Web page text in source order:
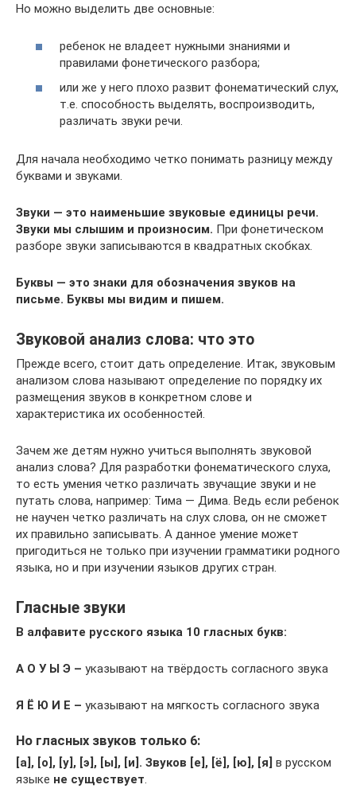
Но можно выделить две основные:
ребенок не владеет нужными знаниями и
правилами фонетического разбора;
или же у него плохо развит фонематический слух,
т.е. способность выделять, воспроизводить,
различать звуки речи.
Для начала необходимо четко понимать разницу между
буквами и звуками.
Звуки — это наименьшие звуковые единицы речи.
Звуки мы слышим и произносим. При фонетическом
разборе звуки записываются в квадратных скобках.
Буквы — это знаки для обозначения звуков на
письме. Буквы мы видим и пишем.
Звуковой анализ слова: что это
Прежде всего, стоит дать определение. Итак, звуковым
анализом слова называют определение по порядку их
размещения звуков в конкретном слове и
характеристика их особенностей.
Зачем же детям нужно учиться выполнять звуковой
анализ слова? Для разработки фонематического слуха,
то есть умения четко различать звучащие звуки и не
путать слова, например: Тима — Дима. Ведь если ребенок
не научен четко различать на слух слова, он не сможет
их правильно записывать. А данное умение может
пригодиться не только при изучении грамматики родного
языка, но и при изучении языков других стран.
Гласные звуки
В алфавите русского языка 10 гласных букв:
А О У Ы Э – указывают на твёрдость согласного звука
Я Ё Ю И Е – указывают на мягкость согласного звука
Но гласных звуков только 6:
[а], [о], [у], [э], [ы], [и]. Звуков [е], [ё], [ю], [я] в русском
языке не существует.